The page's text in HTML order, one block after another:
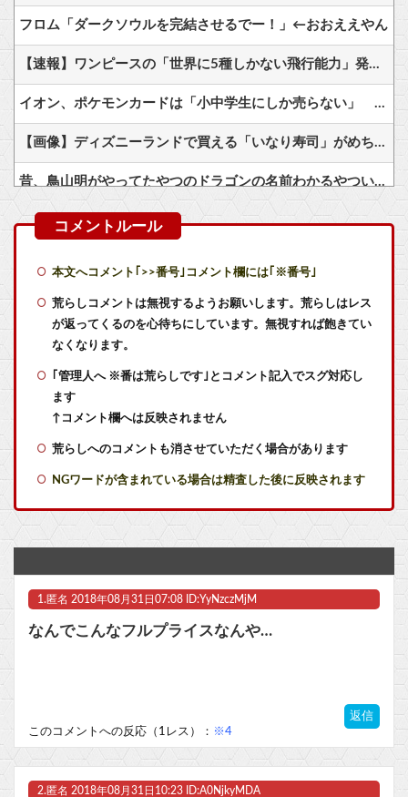
フロム「ダークソウルを完結させるでー！」←おおええやん
【速報】ワンピースの「世界に5種しかない飛行能力」発言の謎が解けるWWW
イオン、ポケモンカードは「小中学生にしか売らない」 転売対策の決断が「素晴らしい」
【画像】ディズニーランドで買える「いなり寿司」がめちゃめちゃ美味しそう
昔、鳥山明がやってたやつのドラゴンの名前わかるやついる？
【艦これ】デイス 他
【艦これ】水着川内さん 他
switch2版『Lies of P』、メタスコア86でゲーフリ新作を粉砕
【朗報】冥王計画ゼオライマーさんたった2回のスパロボ参戦で大人気ロボ作品にｗｗ
ニンテンドーダイレクトってやる意味あるの？
マスク 十兆円を失う‥投資家「アメリカ党？バカかコイツw」
本文へコメント｢>>番号｣コメント欄には｢※番号｣
荒らしコメントは無視するようお願いします。荒らしはレス
が返ってくるのを心待ちにしています。無視すれば飽きてい
なくなります。
｢管理人へ ※番は荒らしです｣とコメント記入でスグ対応し
ます
↑コメント欄へは反映されません
荒らしへのコメントも消させていただく場合があります
NGワードが含まれている場合は精査した後に反映されます
1. 匿名 2018年08月31日07:08 ID:YyNzczMjM
なんでこんなフルプライスなんや…
返信
このコメントへの反応（1レス）： ※4
2. 匿名 2018年08月31日10:23 ID:A0NjkyMDA